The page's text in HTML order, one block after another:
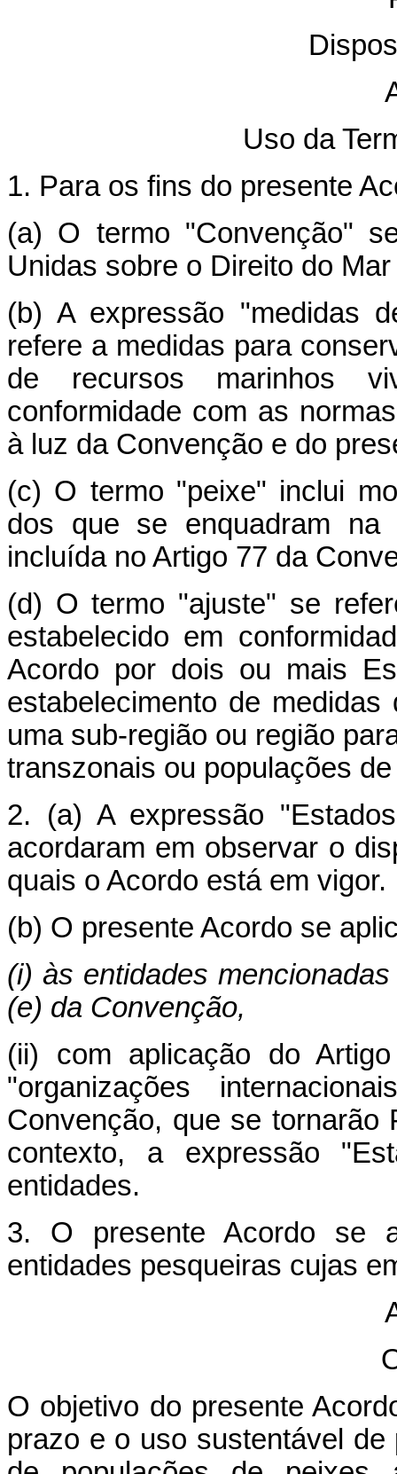
Uso da
1. Para os fins do presente
(a) O termo "Convenção"
Unidas sobre o Direito do
(b) A expressão "medidas
refere a medidas para
de recursos marinhos
conformidade com as
à luz da Convenção e do
(c) O termo "peixe" inclui
dos que se enquadram na
incluída no Artigo 77 da
(d) O termo "ajuste" se
estabelecido em
Acordo por dois ou mais
estabelecimento de
uma sub-região ou região
transzonais ou populações
2. (a) A expressão
acordaram em observar o
quais o Acordo está em vigor.
(b) O presente Acordo se
(i) às entidades
(e) da Convenção,
(ii) com aplicação do
"organizações
Convenção, que se tornarão
contexto, a expressão
entidades.
3. O presente Acordo se
entidades pesqueiras cujas
O objetivo do presente
prazo e o uso sustentável